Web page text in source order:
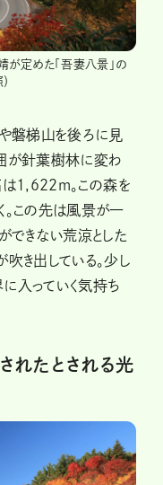
定めた「吾妻八景」の
や磐梯山を後ろに見
が針葉樹林に変わ
は1,622m。この森を
。この先は風景が一
できない荒涼とした
き出している。少し
入っていく気持ち
れたとされる光